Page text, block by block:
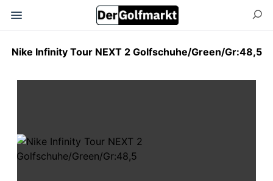
Nike Infinity Tour NEXT 2 Golfschuhe/Green/Gr:48,5